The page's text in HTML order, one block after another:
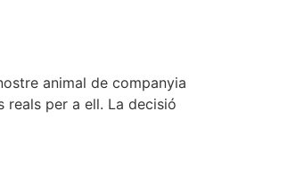
animal de companyia
reals per a ell. La decisió